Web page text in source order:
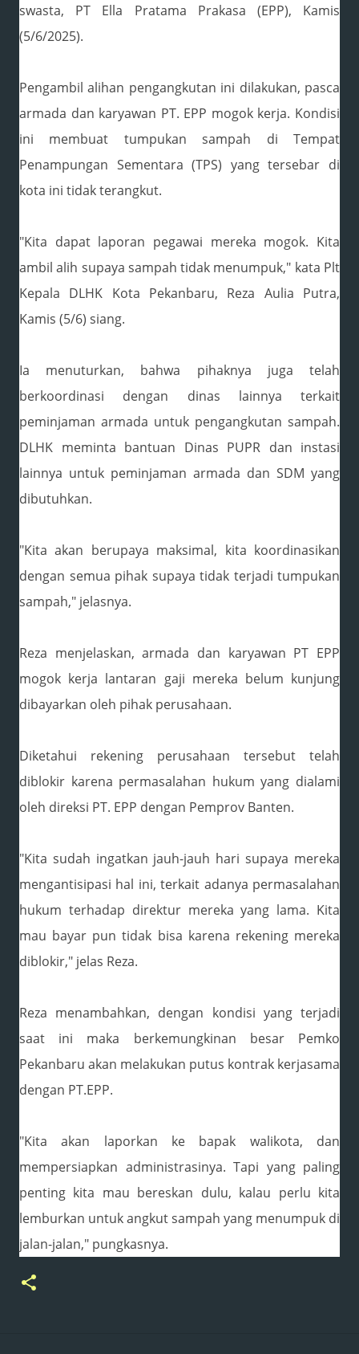
swasta, PT Ella Pratama Prakasa (EPP), Kamis
(5/6/2025).
Pengambil alihan pengangkutan ini dilakukan, pasca
armada dan karyawan PT. EPP mogok kerja. Kondisi
ini membuat tumpukan sampah di Tempat
Penampungan Sementara (TPS) yang tersebar di
kota ini tidak terangkut.
"Kita dapat laporan pegawai mereka mogok. Kita
ambil alih supaya sampah tidak menumpuk," kata Plt
Kepala DLHK Kota Pekanbaru, Reza Aulia Putra,
Kamis (5/6) siang.
Ia menuturkan, bahwa pihaknya juga telah
berkoordinasi dengan dinas lainnya terkait
peminjaman armada untuk pengangkutan sampah.
DLHK meminta bantuan Dinas PUPR dan instasi
lainnya untuk peminjaman armada dan SDM yang
dibutuhkan.
"Kita akan berupaya maksimal, kita koordinasikan
dengan semua pihak supaya tidak terjadi tumpukan
sampah," jelasnya.
Reza menjelaskan, armada dan karyawan PT EPP
mogok kerja lantaran gaji mereka belum kunjung
dibayarkan oleh pihak perusahaan.
Diketahui rekening perusahaan tersebut telah
diblokir karena permasalahan hukum yang dialami
oleh direksi PT. EPP dengan Pemprov Banten.
"Kita sudah ingatkan jauh-jauh hari supaya mereka
mengantisipasi hal ini, terkait adanya permasalahan
hukum terhadap direktur mereka yang lama. Kita
mau bayar pun tidak bisa karena rekening mereka
diblokir," jelas Reza.
Reza menambahkan, dengan kondisi yang terjadi
saat ini maka berkemungkinan besar Pemko
Pekanbaru akan melakukan putus kontrak kerjasama
dengan PT.EPP.
"Kita akan laporkan ke bapak walikota, dan
mempersiapkan administrasinya. Tapi yang paling
penting kita mau bereskan dulu, kalau perlu kita
lemburkan untuk angkut sampah yang menumpuk di
jalan-jalan," pungkasnya.